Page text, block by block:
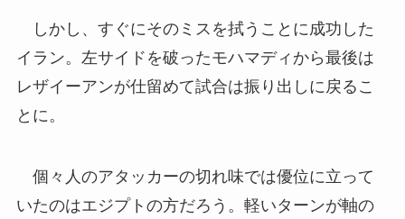
しかし、すぐにそのミスを拭うことに成功した
イラン。左サイドを破ったモハマディから最後は
レザイーアンが仕留めて試合は振り出しに戻るこ
とに。
個々人のアタッカーの切れ味では優位に立って
いたのはエジプトの方だろう。軽いターンが軸の